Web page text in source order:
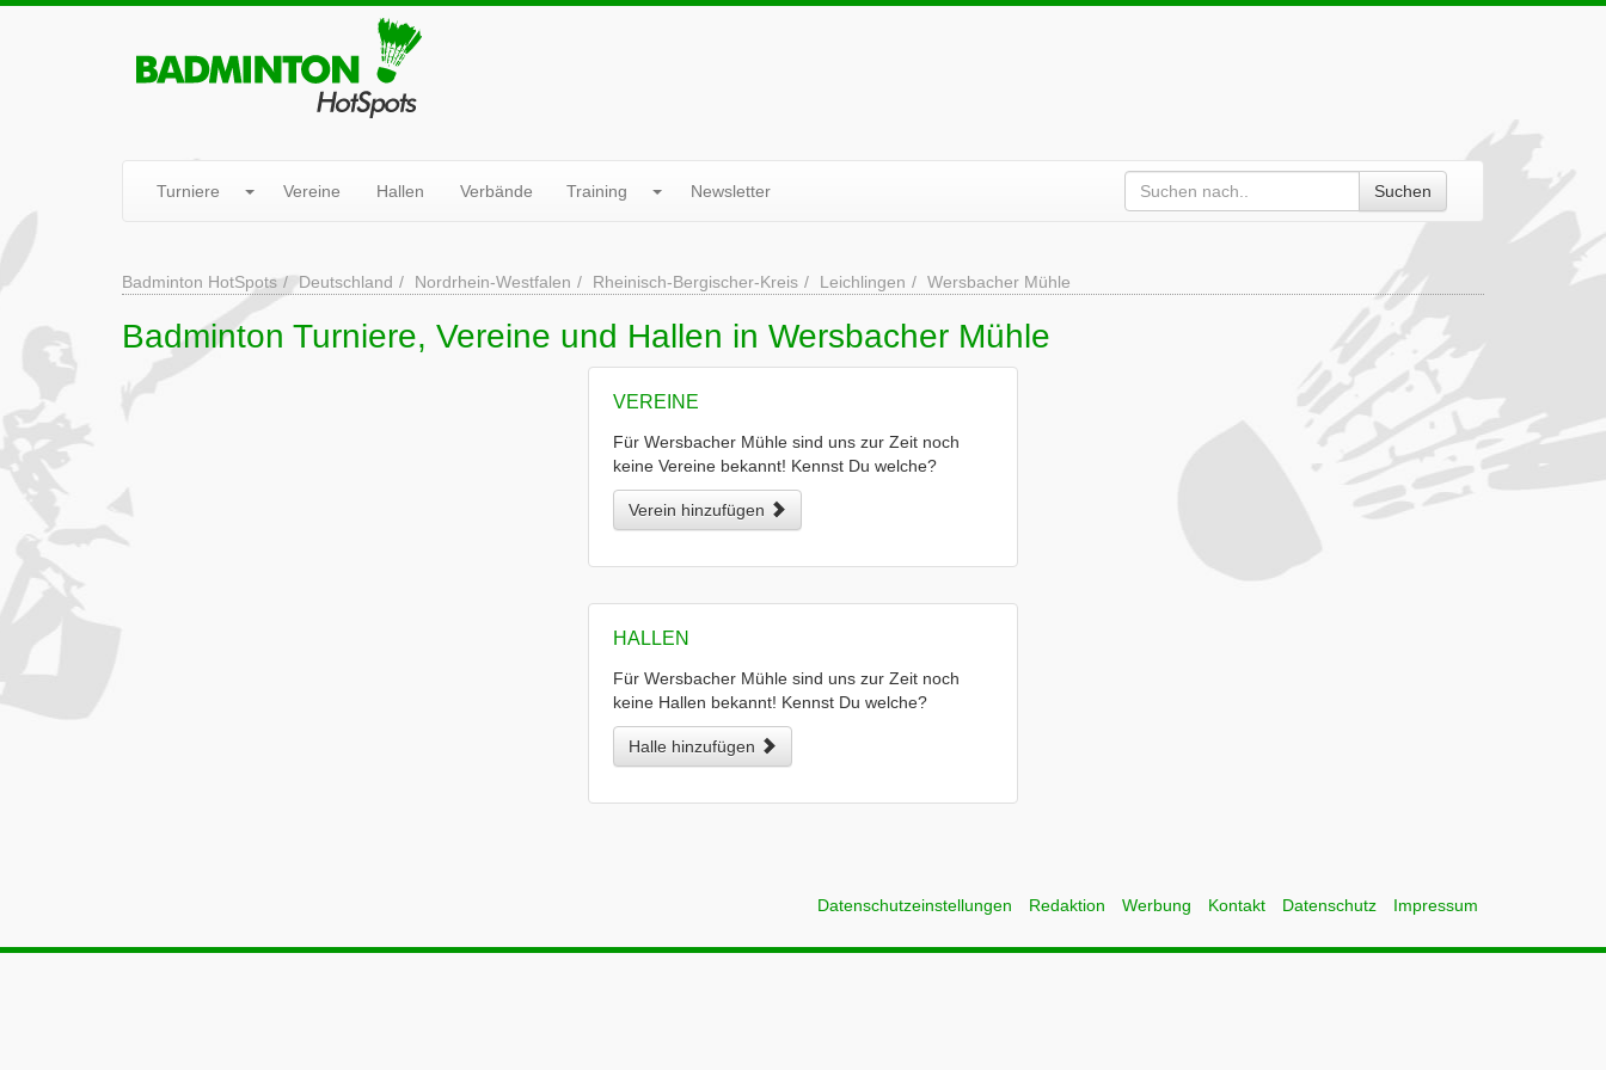
Turniere Vereine Hallen Verbände Training Newsletter Suchen
Badminton HotSpots Deutschland Nordrhein-Westfalen Rheinisch-Bergischer-Kreis Leichlingen Wersbacher Mühle
Badminton Turniere, Vereine und Hallen in Wersbacher Mühle
VEREINE
Für Wersbacher Mühle sind uns zur Zeit noch
keine Vereine bekannt! Kennst Du welche?
Verein hinzufügen
HALLEN
Für Wersbacher Mühle sind uns zur Zeit noch
keine Hallen bekannt! Kennst Du welche?
Halle hinzufügen
Datenschutzeinstellungen Redaktion Werbung Kontakt Datenschutz Impressum